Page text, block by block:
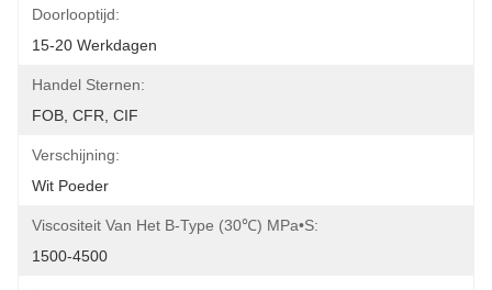
Doorlooptijd:
15-20 Werkdagen
Handel Sternen:
FOB, CFR, CIF
Verschijning:
Wit Poeder
Viscositeit Van Het B-Type (30℃) MPa•s:
1500-4500